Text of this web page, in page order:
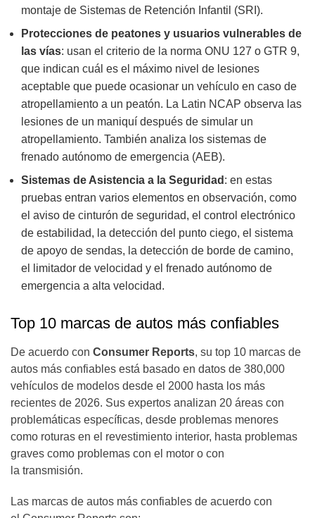
montaje de Sistemas de Retención Infantil (SRI).
Protecciones de peatones y usuarios vulnerables de
las vías: usan el criterio de la norma ONU 127 o GTR 9,
que indican cuál es el máximo nivel de lesiones
aceptable que puede ocasionar un vehículo en caso de
atropellamiento a un peatón. La Latin NCAP observa las
lesiones de un maniquí después de simular un
atropellamiento. También analiza los sistemas de
frenado autónomo de emergencia (AEB).
Sistemas de Asistencia a la Seguridad : en estas
pruebas entran varios elementos en observación, como
el aviso de cinturón de seguridad, el control electrónico
de estabilidad, la detección del punto ciego, el sistema
de apoyo de sendas, la detección de borde de camino,
el limitador de velocidad y el frenado autónomo de
emergencia a alta velocidad.
Top 10 marcas de autos más confiables
De acuerdo con Consumer Reports, su top 10 marcas de
autos más confiables está basado en datos de 380,000
vehículos de modelos desde el 2000 hasta los más
recientes de 2026. Sus expertos analizan 20 áreas con
problemáticas específicas, desde problemas menores
como roturas en el revestimiento interior, hasta problemas
graves como problemas con el motor o con
la transmisión.
Las marcas de autos más confiables de acuerdo con